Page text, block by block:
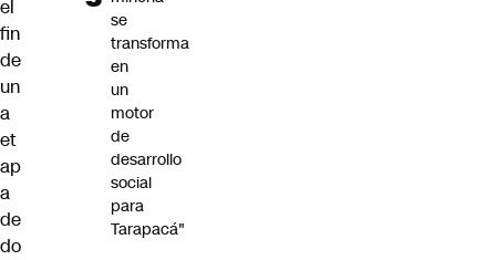
el
fin
de
un
a
et
ap
a
de
do
se
transforma
en
un
motor
de
desarrollo
social
para
Tarapacá"